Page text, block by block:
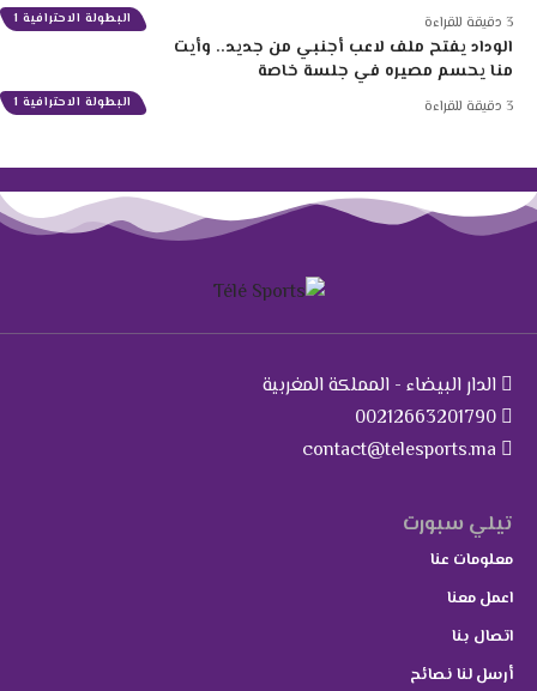
البطولة الاحترافية 1
البطولة الاحترافية 1
الوداد يفتح ملف لاعب أجنبي من جديد.. وأيت
منا يحسم مصيره في جلسة خاصة
الدار البيضاء - المملكة المغربية
00212663201790
contact@telesports.ma
تيلي سبورت
معلومات عنا
اعمل معنا
اتصال بنا
أرسل لنا نصائح